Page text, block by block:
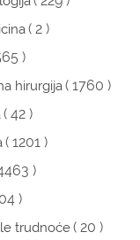
( 2 )
)
hirurgija( 1760 )
( 42 )
( 1201 )
)
)
trudnoće( 20 )